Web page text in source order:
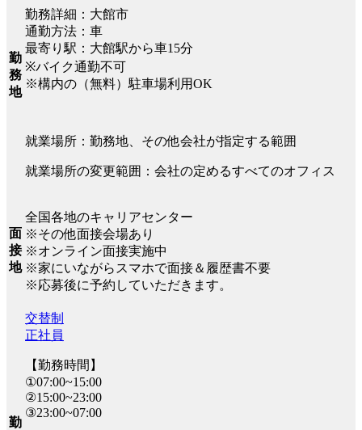
勤
務
地
勤務詳細：大館市
通勤方法：車
最寄り駅：大館駅から車15分
※バイク通勤不可
※構内の（無料）駐車場利用OK
就業場所：勤務地、その他会社が指定する範囲
就業場所の変更範囲：会社の定めるすべてのオフィス
面
接
地
全国各地のキャリアセンター
※その他面接会場あり
※オンライン面接実施中
※家にいながらスマホで面接＆履歴書不要
※応募後に予約していただきます。
勤
交替制
正社員
【勤務時間】
①07:00~15:00
②15:00~23:00
③23:00~07:00